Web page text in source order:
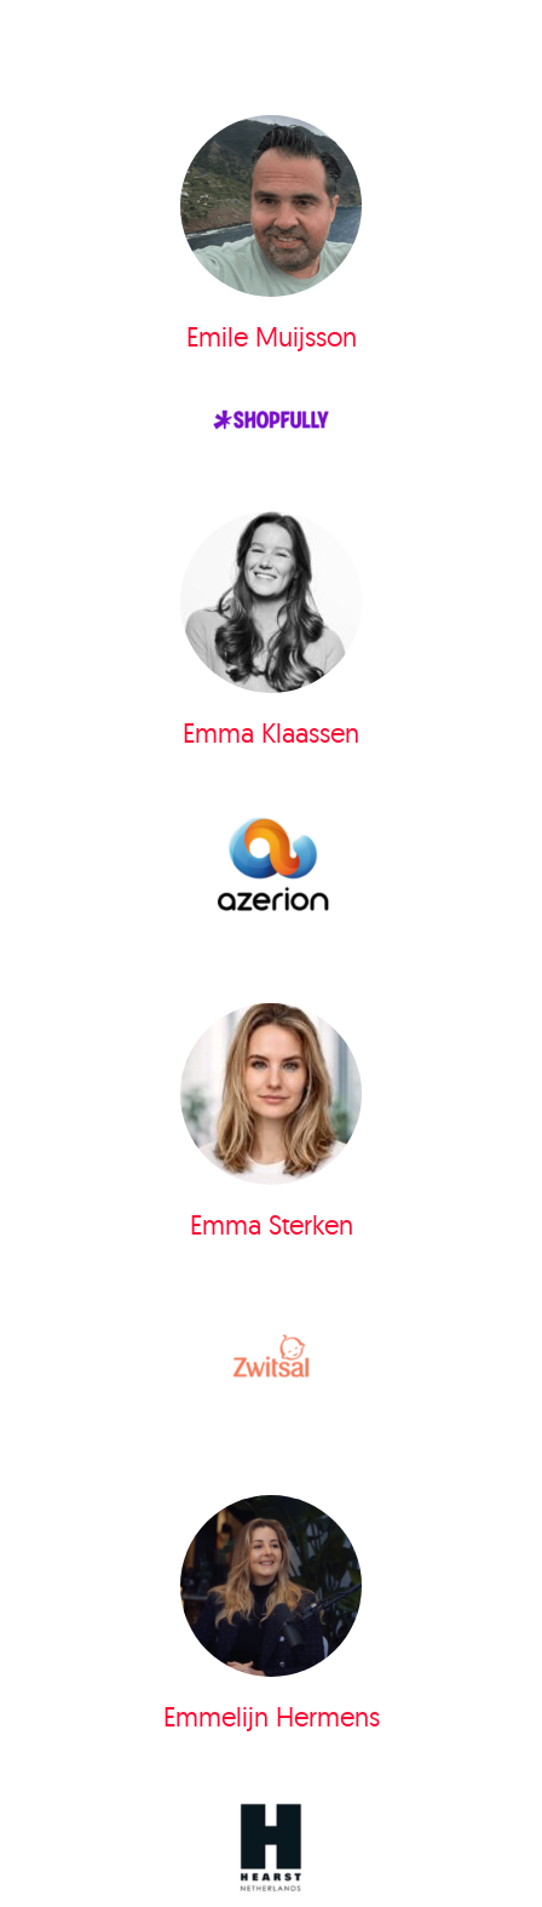
Emile Muijsson
Emma Klaassen
Emma Sterken
Emmelijn Hermens